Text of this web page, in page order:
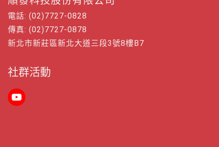
電話: (02)7727-0828
傳真: (02)7727-0878
新北市新莊區新北大道三段3號8樓B7
社群活動